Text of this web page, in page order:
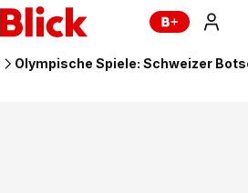
Olympische Spiele: Schweizer